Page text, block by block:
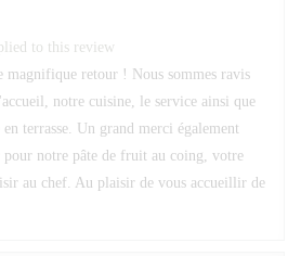
to this review
retour ! Nous sommes ravis
notre cuisine, le service ainsi que
en terrasse. Un grand merci également
notre pâte de fruit au coing, votre
au chef. Au plaisir de vous accueillir de